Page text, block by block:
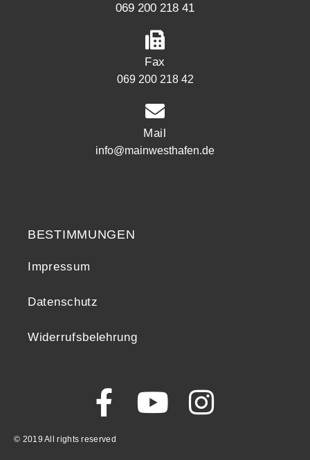
069 200 218 41
Fax
069 200 218 42
Mail
info@mainwesthafen.de
BESTIMMUNGEN
Impressum
Datenschutz
Widerrufsbelehrung
© 2019 All rights reserved